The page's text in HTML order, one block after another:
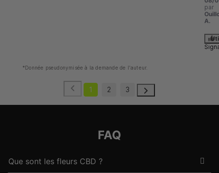
par
A.
*Donnée pseudonymisée à la demande de l'auteur.
1 2 3
FAQ
Que sont les fleurs CBD ?